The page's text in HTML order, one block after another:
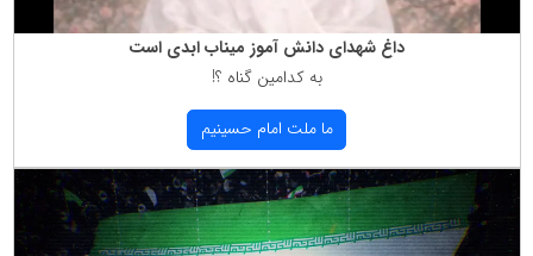
داغ شهدای دانش آموز میناب ابدی است
به كدامین گناه ؟!
ما ملت امام حسینیم